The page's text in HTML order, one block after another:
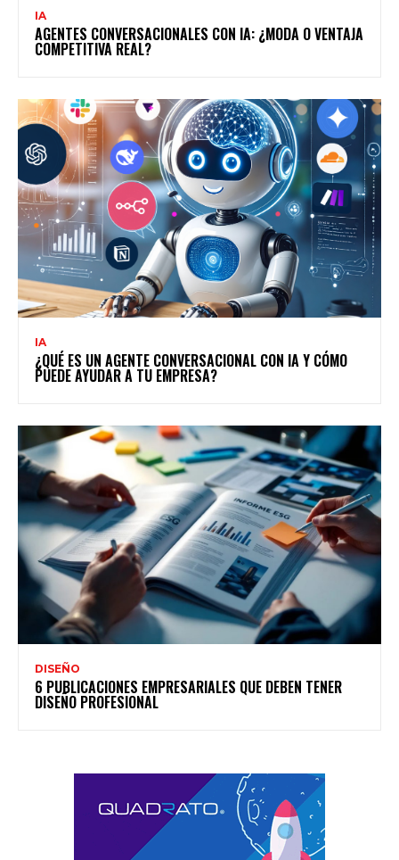
IA
AGENTES CONVERSACIONALES CON IA: ¿MODA O VENTAJA
COMPETITIVA REAL?
IA
¿QUÉ ES UN AGENTE CONVERSACIONAL CON IA Y CÓMO
PUEDE AYUDAR A TU EMPRESA?
DISEÑO
6 PUBLICACIONES EMPRESARIALES QUE DEBEN TENER
DISEÑO PROFESIONAL